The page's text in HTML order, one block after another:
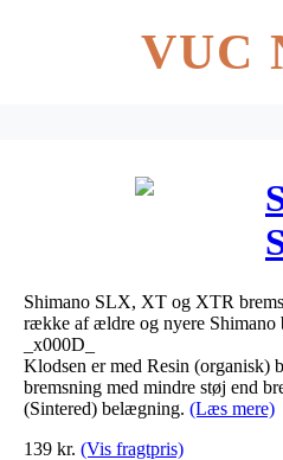
VUC
Shimano SLX, XT og XTR
række af ældre og nyere Shimano
_x000D_
Klodsen er med Resin (organisk)
bremsning med mindre støj end
(Sintered) belægning. (Læs mere)
139 kr. (Vis fragtpris)